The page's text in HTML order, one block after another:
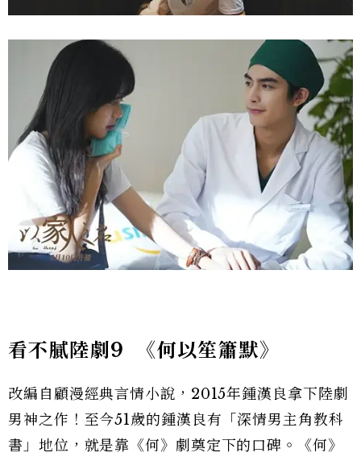
看不膩陸劇9 《何以笙簫默》
改編自顧漫經典言情小說，2015年鍾漢良拿下陸劇
男神之作！至今51歲的鍾漢良有「深情男主角教科
書」地位，就是靠《何》劇奠定下的口碑。《何》